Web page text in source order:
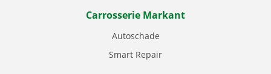
Carrosserie Markant
Autoschade
Smart Repair